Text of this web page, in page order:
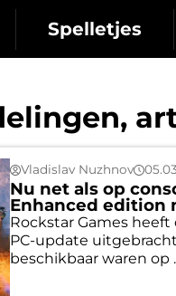
Spelletjes
Vladislav Nuzhnov
Nu net als op
Enhanced edition
Rockstar Games
PC-update
beschikbaar waren op